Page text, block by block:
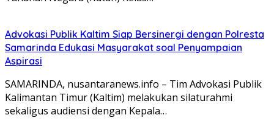
Advokasi Publik Kaltim Siap Bersinergi dengan Polresta
Samarinda Edukasi Masyarakat soal Penyampaian
Aspirasi
SAMARINDA, nusantaranews.info – Tim Advokasi Publik
Kalimantan Timur (Kaltim) melakukan silaturahmi
sekaligus audiensi dengan Kepala…